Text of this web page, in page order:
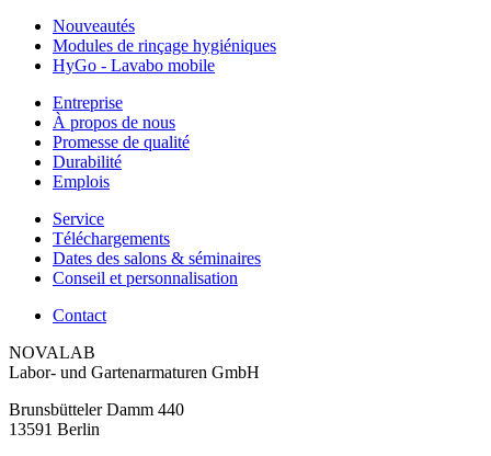
Nouveautés
Modules de rinçage hygiéniques
HyGo - Lavabo mobile
Entreprise
À propos de nous
Promesse de qualité
Durabilité
Emplois
Service
Téléchargements
Dates des salons & séminaires
Conseil et personnalisation
Contact
NOVALAB
Labor- und Gartenarmaturen GmbH
Brunsbütteler Damm 440
13591 Berlin